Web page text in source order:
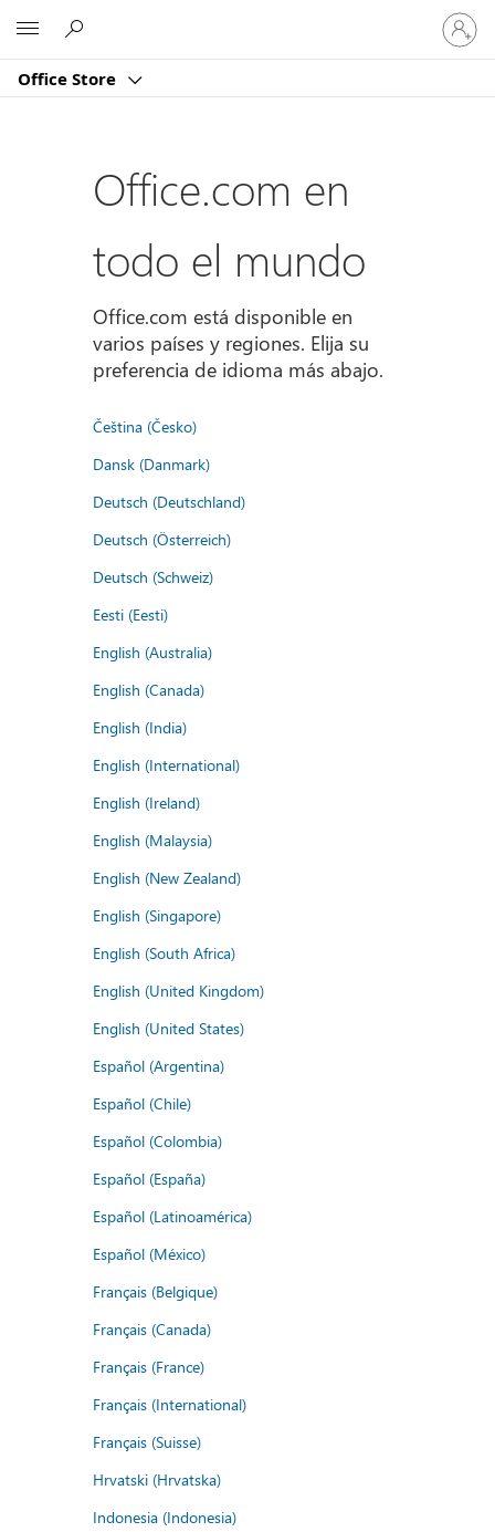
Office Store
Iniciar
sesión
en
cuenta
Office.com en
todo el mundo
Office.com está disponible en
varios países y regiones. Elija su
preferencia de idioma más abajo.
Čeština (Česko)
Dansk (Danmark)
Deutsch (Deutschland)
Deutsch (Österreich)
Deutsch (Schweiz)
Eesti (Eesti)
English (Australia)
English (Canada)
English (India)
English (International)
English (Ireland)
English (Malaysia)
English (New Zealand)
English (Singapore)
English (South Africa)
English (United Kingdom)
English (United States)
Español (Argentina)
Español (Chile)
Español (Colombia)
Español (España)
Español (Latinoamérica)
Español (México)
Français (Belgique)
Français (Canada)
Français (France)
Français (International)
Français (Suisse)
Hrvatski (Hrvatska)
Indonesia (Indonesia)